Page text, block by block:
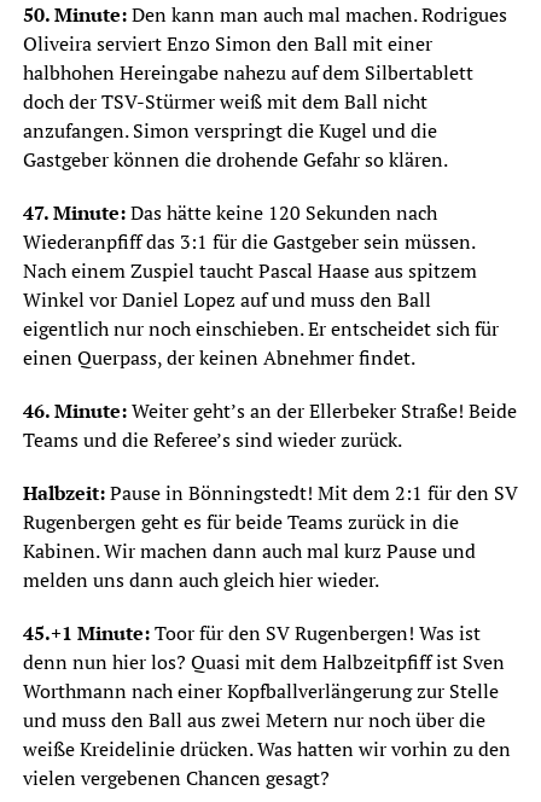
50. Minute:Den kann man auch mal machen. Rodrigues
Oliveira serviert Enzo Simon den Ball mit einer
halbhohen Hereingabe nahezu auf dem Silbertablett
doch der TSV-Stürmer weiß mit dem Ball nicht
anzufangen. Simon verspringt die Kugel und die
Gastgeber können die drohende Gefahr so klären.
47. Minute:Das hätte keine 120 Sekunden nach
Wiederanpfiff das 3:1 für die Gastgeber sein müssen.
Nach einem Zuspiel taucht Pascal Haase aus spitzem
Winkel vor Daniel Lopez auf und muss den Ball
eigentlich nur noch einschieben. Er entscheidet sich für
einen Querpass, der keinen Abnehmer findet.
46. Minute:Weiter geht’s an der Ellerbeker Straße! Beide
Teams und die Referee’s sind wieder zurück.
Halbzeit:Pause in Bönningstedt! Mit dem 2:1 für den SV
Rugenbergen geht es für beide Teams zurück in die
Kabinen. Wir machen dann auch mal kurz Pause und
melden uns dann auch gleich hier wieder.
45.+1 Minute:Toor für den SV Rugenbergen! Was ist
denn nun hier los? Quasi mit dem Halbzeitpfiff ist Sven
Worthmann nach einer Kopfballverlängerung zur Stelle
und muss den Ball aus zwei Metern nur noch über die
weiße Kreidelinie drücken. Was hatten wir vorhin zu den
vielen vergebenen Chancen gesagt?